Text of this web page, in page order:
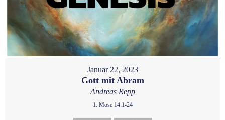
Januar 22, 2023
Gott mit Abram
Andreas Repp
1. Mose 14:1-24